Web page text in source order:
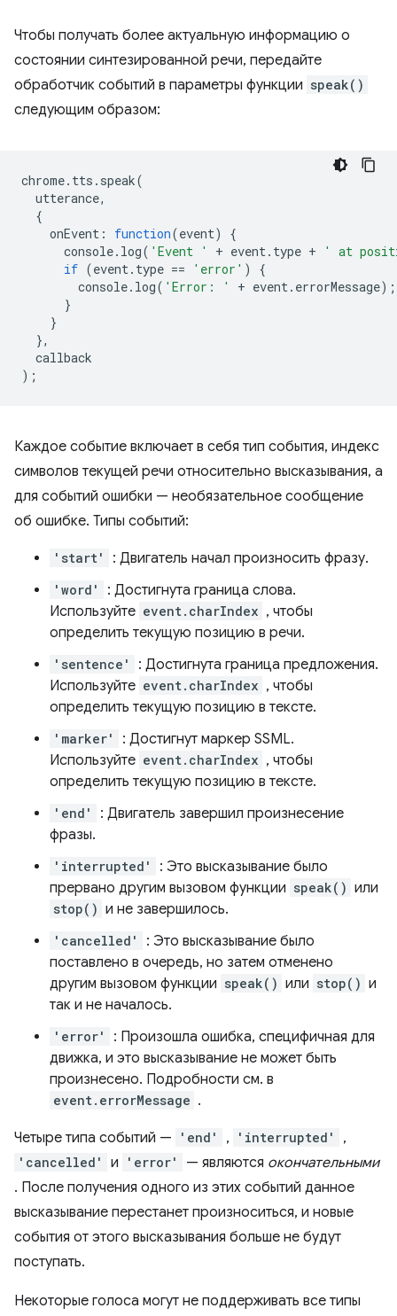
Чтобы получать более актуальную информацию о
состоянии синтезированной речи, передайте
обработчик событий в параметры функции speak()
следующим образом:
chrome. tts . speak(
utterance,
{
onEvent : function(event)
{
console. log( 'Event ' + event. type +
' at
if (event. type == 'error' )
{
console. log( 'Error: ' + event. errorMessage);
}
}
},
callback
);
Каждое событие включает в себя тип события, индекс
символов текущей речи относительно высказывания, а
для событий ошибки — необязательное сообщение
об ошибке. Типы событий:
'start' : Двигатель начал произносить фразу.
'word'
: Достигнута граница слова.
Используйте event.charIndex , чтобы
определить текущую позицию в речи.
'sentence'
: Достигнута граница предложения.
Используйте event.charIndex , чтобы
определить текущую позицию в тексте.
'marker'
: Достигнут маркер SSML.
Используйте event.charIndex , чтобы
определить текущую позицию в тексте.
'end'
: Двигатель завершил произнесение
фразы.
'interrupted'
: Это высказывание было
прервано другим вызовом функции speak() или
stop() и не завершилось.
'cancelled'
: Это высказывание было
поставлено в очередь, но затем отменено
другим вызовом функции speak() или stop() и
так и не началось.
'error'
: Произошла ошибка, специфичная для
движка, и это высказывание не может быть
произнесено. Подробности см. в
event.errorMessage .
Четыре типа событий — 'end' , 'interrupted' ,
'cancelled' и 'error' — являются окончательными
. После получения одного из этих событий данное
высказывание перестанет произноситься, и новые
события от этого высказывания больше не будут
поступать.
Некоторые голоса могут не поддерживать все типы